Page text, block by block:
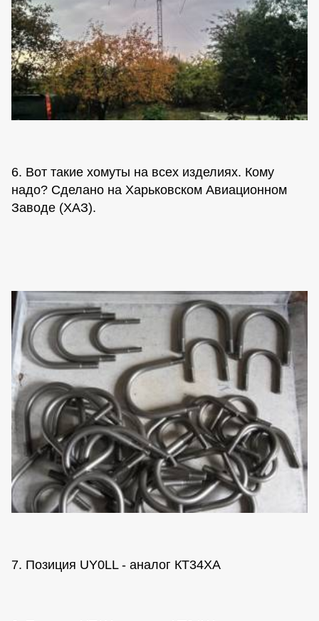
6. Вот такие хомуты на всех изделиях. Кому
надо? Сделано на Харьковском Авиационном
Заводе (ХАЗ).
7. Позиция UY0LL - аналог КТ34ХА